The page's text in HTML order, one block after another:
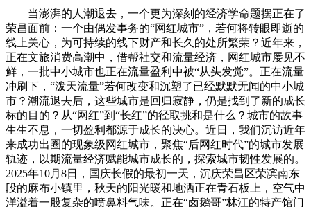
当澎湃的人潮退去，一个更为深刻的经济学命题摆正在了
荣昌面前：一个由偶发事务的“网红城市”，若何将转眼即逝的
线上关心，为可持续的线下财产和长久的处所繁荣？近年来，
正在文旅消费高潮中，借帮社交和流量经济，网红城市屡见不
鲜，一批中小城市也正在流量盈利中被“从头发觉”。正在流量
冲刷下，“泼天流量”若何改变和沉塑了已经默默无闻的中小城
市？潮流退去后，这些城市是回归寂静，仍是找到了新的成长
标的目的？从“网红”到“长红”的径取挑和是什么？城市的故事
生生不息，一切盈利都源于成长的决心。近日，我们沉访近年
来成功出圈的现象级网红城市，聚焦“后网红时代”的城市发展
轨迹，以期流量经济赋能城市成长的，探索城市韧性发展的。
2025年10月8日，国庆长假的最初一天，沉庆荣昌区荣滨南东
段的麻布小镇里，秋天的阳光暖和地洒正在青石板上，空气中
洋溢着一股复杂的喷鼻料气味。正在“卤鹅哥”林江的特产馆门